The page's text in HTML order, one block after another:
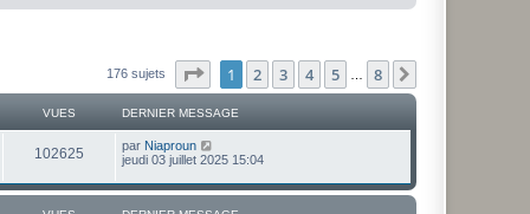
176 sujets Page sur8
1 2 3 4 5 8
VUES DERNIER MESSAGE
102625
u
D
e
n
par Niaproun
jeudi 03 juillet 2025 15:04